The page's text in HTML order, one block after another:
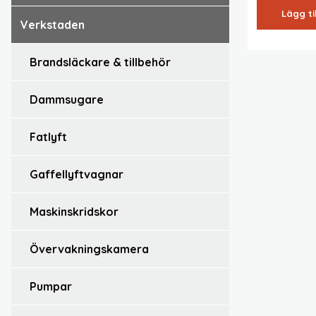
verkstaden
brandsläckare & tillbehör
dammsugare
fatlyft
gaffellyftvagnar
maskinskridskor
övervakningskamera
pumpar
Lägg